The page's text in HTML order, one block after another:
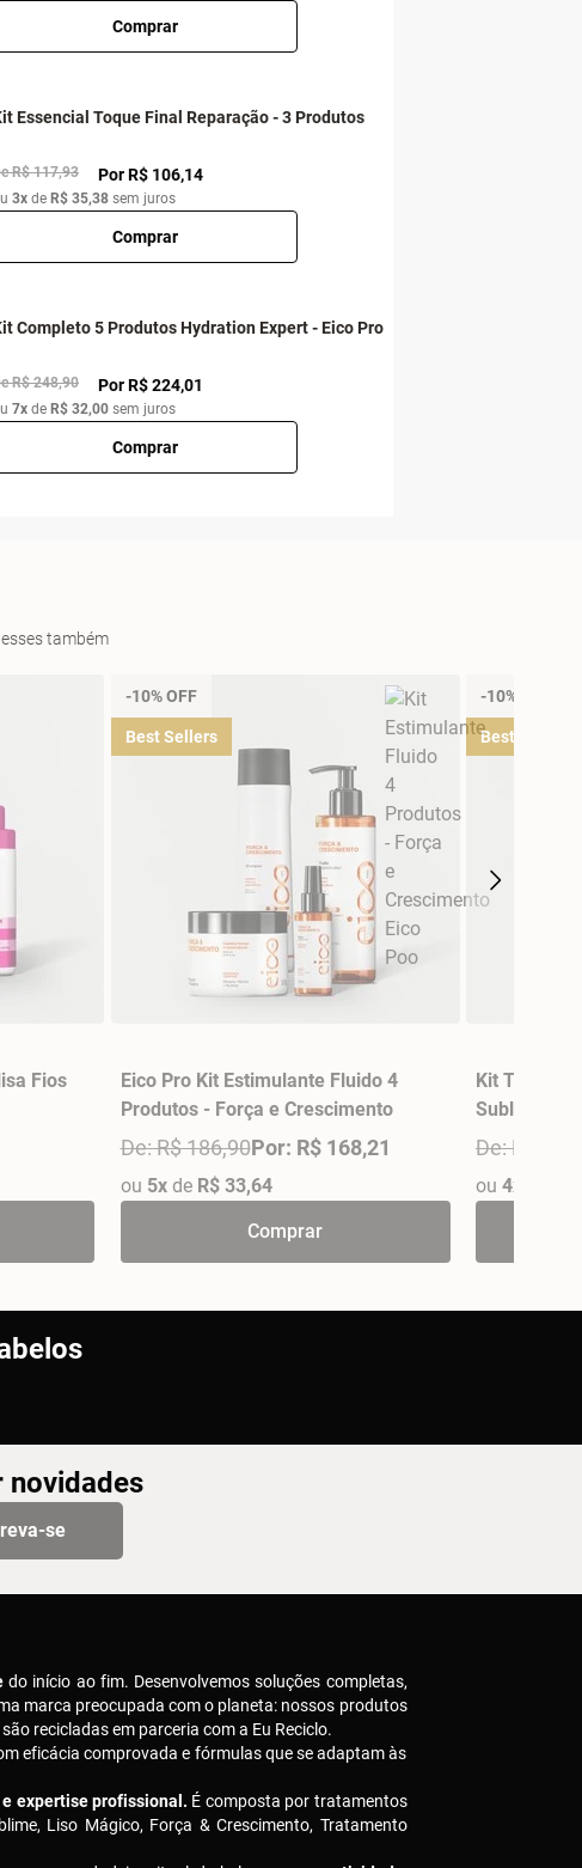
Comprar
Essencial Toque Final Reparação - 3 Produtos
R$ 117,93 Por R$ 106,14
3x de R$ 35,38 sem juros
Comprar
Completo 5 Produtos Hydration Expert - Eico Pro
R$ 248,90 Por R$ 224,01
7x de R$ 32,00 sem juros
Comprar
também
Fios
-10% OFF
Best Sellers
Eico Pro Kit Estimulante Fluido 4
Produtos - Força e Crescimento
De: R$ 186,90Por: R$ 168,21
ou 5xde R$ 33,64
Comprar
-10% OFF
Best Sellers
Kit Trio
Sublime
De: R$
ou 4x
novidades
se
do início ao fim. Desenvolvemos soluções completas,
marca preocupada com o planeta: nossos produtos
recicladas em parceria com a Eu Reciclo.
eficácia comprovada e fórmulas que se adaptam às
expertise profissional. É composta por tratamentos
Liso Mágico, Força & Crescimento, Tratamento